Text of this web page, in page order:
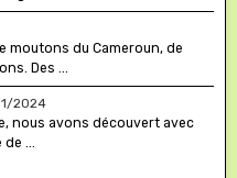
moutons du Cameroun, de
Des ...
2024
nous avons découvert avec
...